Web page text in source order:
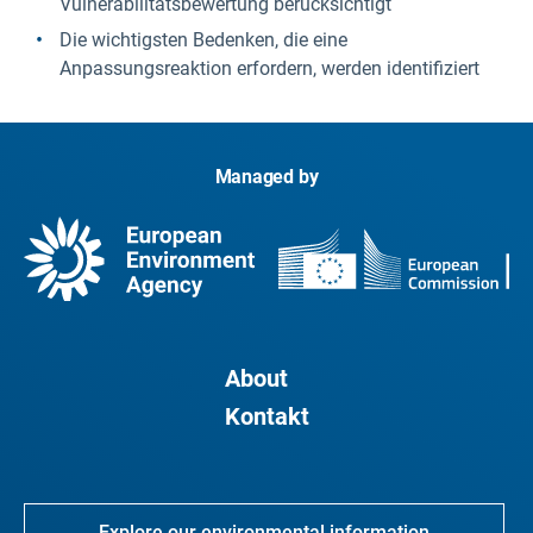
Die wichtigsten Bedenken, die eine
Anpassungsreaktion erfordern, werden identifiziert
Managed by
About
Kontakt